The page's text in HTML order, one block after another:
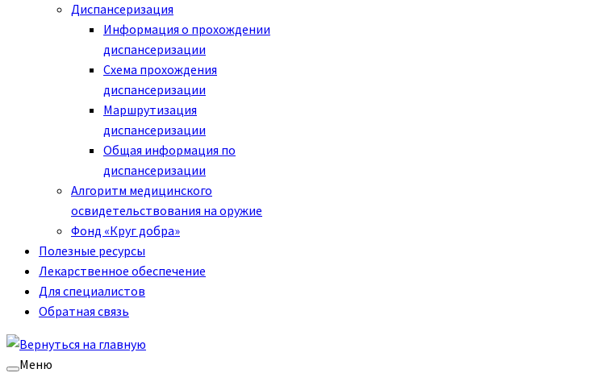
Диспансеризация
Информация о прохождении
диспансеризации
Схема прохождения
диспансеризации
Маршрутизация
диспансеризации
Общая информация по
диспансеризации
Алгоритм медицинского
освидетельствования на оружие
Фонд «Круг добра»
Полезные ресурсы
Лекарственное обеспечение
Для специалистов
Обратная связь
Меню